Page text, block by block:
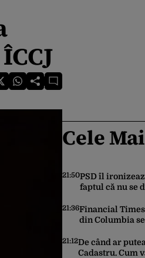
Cele
21:50PSD îl
faptul că nu se
afară
21:36Financial
din Columbia
21:12De când ar
Cadastru. Cum